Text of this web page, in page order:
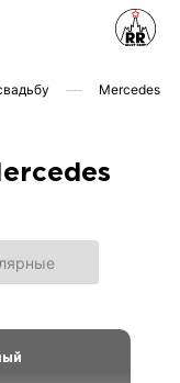
Mercedes